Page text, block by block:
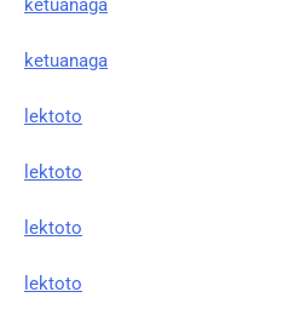
ketuanaga
ketuanaga
lektoto
lektoto
lektoto
lektoto